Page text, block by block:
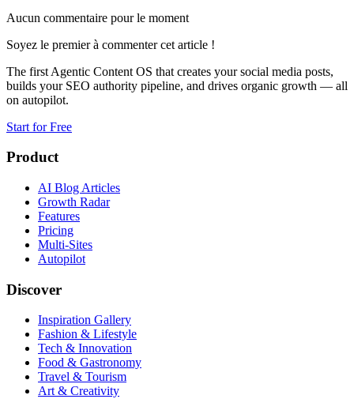
Aucun commentaire pour le moment
Soyez le premier à commenter cet article !
The first Agentic Content OS that creates your social media posts,
builds your SEO authority pipeline, and drives organic growth — all
on autopilot.
Start for Free
Product
AI Blog Articles
Growth Radar
Features
Pricing
Multi-Sites
Autopilot
Discover
Inspiration Gallery
Fashion & Lifestyle
Tech & Innovation
Food & Gastronomy
Travel & Tourism
Art & Creativity